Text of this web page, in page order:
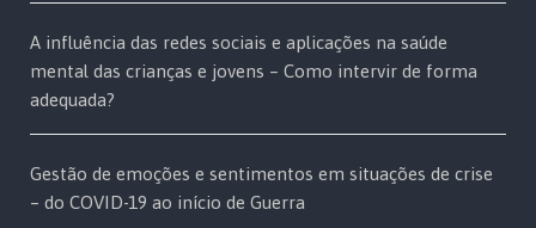
A influência das redes sociais e aplicações na saúde
mental das crianças e jovens – Como intervir de forma
adequada?
Gestão de emoções e sentimentos em situações de crise
– do COVID-19 ao início de Guerra